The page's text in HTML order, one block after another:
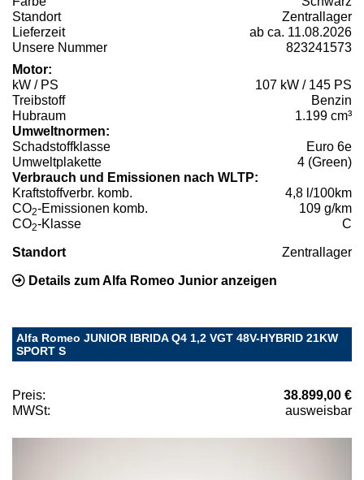
Standort
Zentrallager
Lieferzeit
ab ca. 11.08.2026
Unsere Nummer
823241573
Motor:
kW / PS
107 kW / 145 PS
Treibstoff
Benzin
Hubraum
1.199 cm³
Umweltnormen:
Schadstoffklasse
Euro 6e
Umweltplakette
4 (Green)
Verbrauch und Emissionen nach WLTP:
Kraftstoffverbr. komb.
4,8 l/100km
CO2-Emissionen komb.
109 g/km
CO2-Klasse C
Standort Zentrallager
Details zum Alfa Romeo Junior anzeigen
Alfa Romeo JUNIOR IBRIDA Q4 1,2 VGT 48V-HYBRID 21KW
SPORT S
Preis:
38.899,00 €
MWSt:
ausweisbar